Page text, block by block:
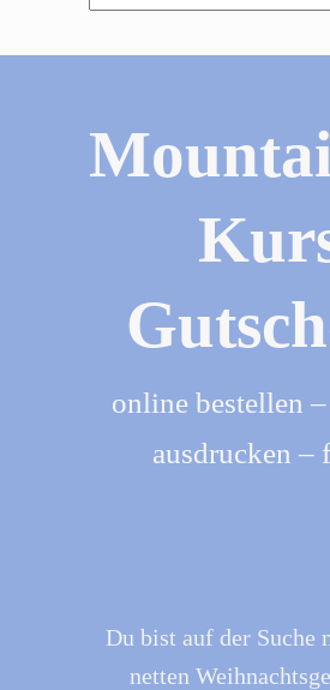
online bestellen
ausdrucken –
Du bist auf der Suche
netten